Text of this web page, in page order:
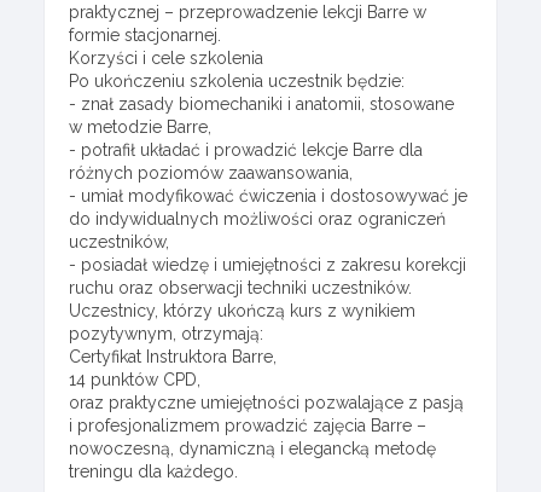
praktycznej – przeprowadzenie lekcji Barre w
formie stacjonarnej.
Korzyści i cele szkolenia
Po ukończeniu szkolenia uczestnik będzie:
- znał zasady biomechaniki i anatomii, stosowane
w metodzie Barre,
- potrafił układać i prowadzić lekcje Barre dla
różnych poziomów zaawansowania,
- umiał modyfikować ćwiczenia i dostosowywać je
do indywidualnych możliwości oraz ograniczeń
uczestników,
- posiadał wiedzę i umiejętności z zakresu korekcji
ruchu oraz obserwacji techniki uczestników.
Uczestnicy, którzy ukończą kurs z wynikiem
pozytywnym, otrzymają:
Certyfikat Instruktora Barre,
14 punktów CPD,
oraz praktyczne umiejętności pozwalające z pasją
i profesjonalizmem prowadzić zajęcia Barre –
nowoczesną, dynamiczną i elegancką metodę
treningu dla każdego.